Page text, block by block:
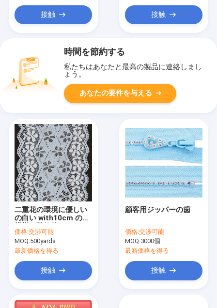
接触 接触
時間を節約する
私たちはあなたと最高の製品に連絡しまし
ょう。
あなたの要件を与える
二重花の環境に優しい
の白い with10cm の花
のトリム
価格:交渉可能
MOQ:500yards
最新価格を得る
接触
顧客用ジッパーの歯
価格:交渉可能
MOQ:3000個
最新価格を得る
接触